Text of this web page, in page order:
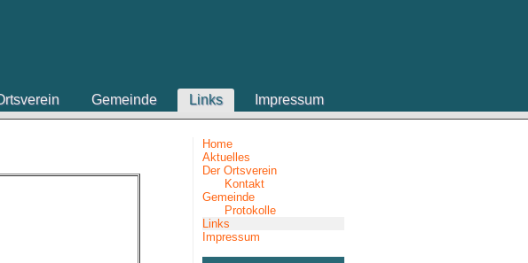
Gemeinde Links Impressum
Home
Aktuelles
Der Ortsverein
Kontakt
Gemeinde
Protokolle
Links
Impressum